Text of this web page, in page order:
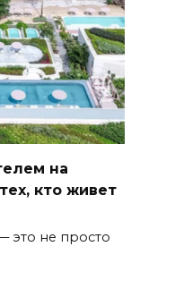
на
кто живет
это не просто